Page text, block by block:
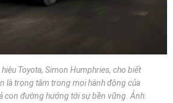
Toyota, Simon Humphries, cho biết
là trọng tâm trong mọi hành động của
con đường hướng tới sự bền vững. Ảnh: